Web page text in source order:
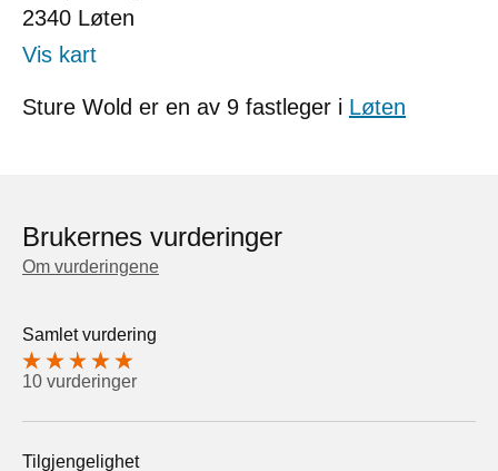
2340 Løten
Vis kart
Sture Wold er en av 9 fastleger i Løten
Brukernes vurderinger
Om vurderingene
Samlet vurdering
10 vurderinger
Tilgjengelighet